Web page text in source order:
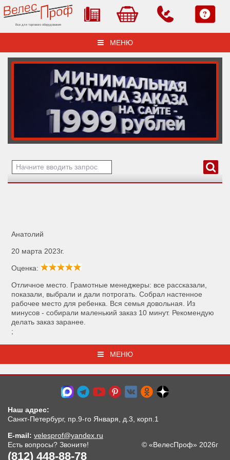
Все для торгового оборудования
МЕНЮ
Анатолий
20 марта 2023г.
Оценка:
Отличное место. Грамотные менеджеры: все рассказали,
показали, выбрали и дали потрогать. Собрал настенное
рабочее место для ребенка. Вся семья довольная. Из
минусов - собирали маленький заказ 10 минут. Рекомендую
делать заказ заранее.
;
МЕНЮ
Наш адрес:
Санкт-Петербург, пр.9-го Января, д.3, корп.1
E-mail: velesprof@yandex.ru
Есть вопросы? Звоните!
(812) 448-88-78
© «ВелесПроф» 2026г